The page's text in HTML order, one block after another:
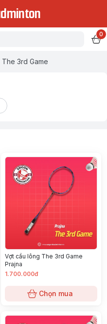
0
The 3rd Game
Vợt cầu lông The 3rd Game
Prajna
1.700.000đ
Chọn mua